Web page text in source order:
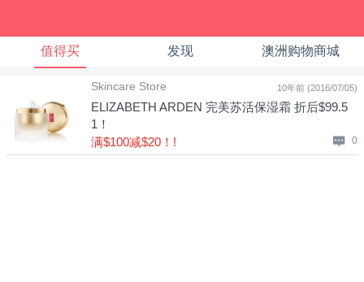
值得买 发现 澳洲购物商城
10年前 (2016/07/05)
Skincare Store
ELIZABETH ARDEN 完美苏活保湿霜 折后$99.5
1！
满$100减$20！!
0